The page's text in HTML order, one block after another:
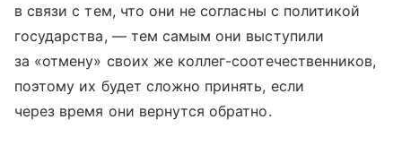
в связи с тем, что они не согласны с политикой
государства, — тем самым они выступили
за «отмену» своих же коллег-соотечественников,
поэтому их будет сложно принять, если
через время они вернутся обратно.